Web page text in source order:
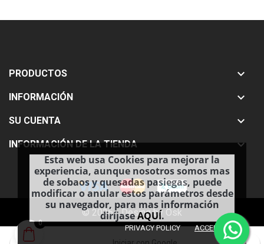
Esta web usa Cookies para mejorar la
experiencia, aunque nosotros somos mas
de sobaos y quesadas pasiegas, puede
modificar o anular estos parámetros desde
su navegador, para mas información
diríjaseAQUÍ.
PRIVACY POLICY ACCEPT done
PRODUCTOS 
INFORMACIÓN 
SU CUENTA 
INFORMACIÓN DE LA TIENDA 
© 2026 - Desing by Osk
0